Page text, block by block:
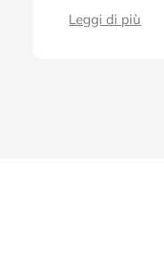
Leggi di più